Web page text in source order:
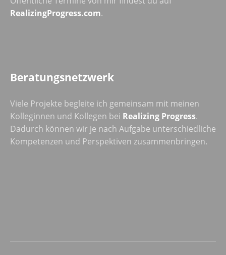
RealizingProgress.com.
Beratungsnetzwerk
Viele Projekte begleite ich gemeinsam mit meinen
Kolleginnen und Kollegen bei Realizing Progress.
Dadurch können wir je nach Aufgabe unterschiedliche
Kompetenzen und Perspektiven zusammenbringen.